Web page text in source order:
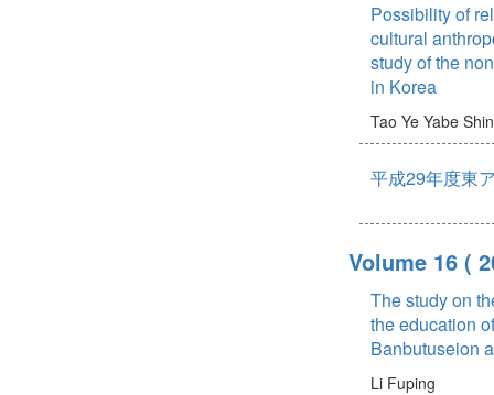
Possibility of
cultural
study of the
in Korea
Tao Ye Yabe
平成29年度東
Volume 16 (
The study on
the education
Banbutuseion
Li Fuping